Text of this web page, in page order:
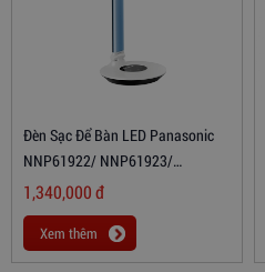
Đèn Sạc Để Bàn LED Panasonic
NNP61922/ NNP61923/
NNP61925
1,340,000đ
Xem thêm